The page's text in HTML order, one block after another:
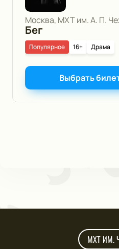
Москва, МХТ им. А. П.
Бег
16+ Драма
Популярное
Выбрать
МХТ ИМ.